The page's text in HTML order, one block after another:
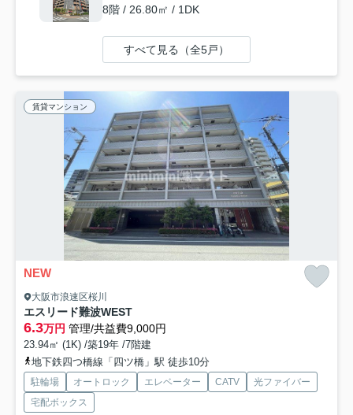
8階 / 26.80㎡ / 1DK
すべて見る（全5戸）
賃貸マンション
NEW
大阪市浪速区桜川
エスリード難波WEST
6.3万円 管理/共益費9,000円
23.94㎡ (1K) /築19年 /7階建
地下鉄四つ橋線「四ツ橋」駅 徒歩10分
駐輪場 オートロック エレベーター CATV
光ファイバー
宅配ボックス